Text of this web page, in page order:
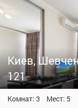
Киев,
121
Комнат: 3 Мест: 5